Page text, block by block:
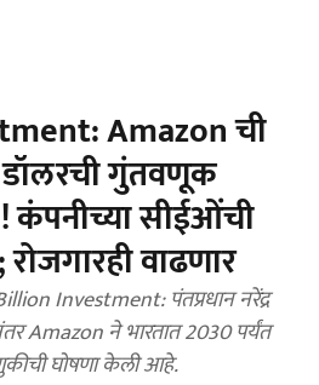
Amazon ची
गुंतवणूक
कंपनीच्या सीईओंची
रोजगारही वाढणार
Investment: पंतप्रधान नरेंद्र
Amazon ने भारतात 2030 पर्यंत
घोषणा केली आहे.